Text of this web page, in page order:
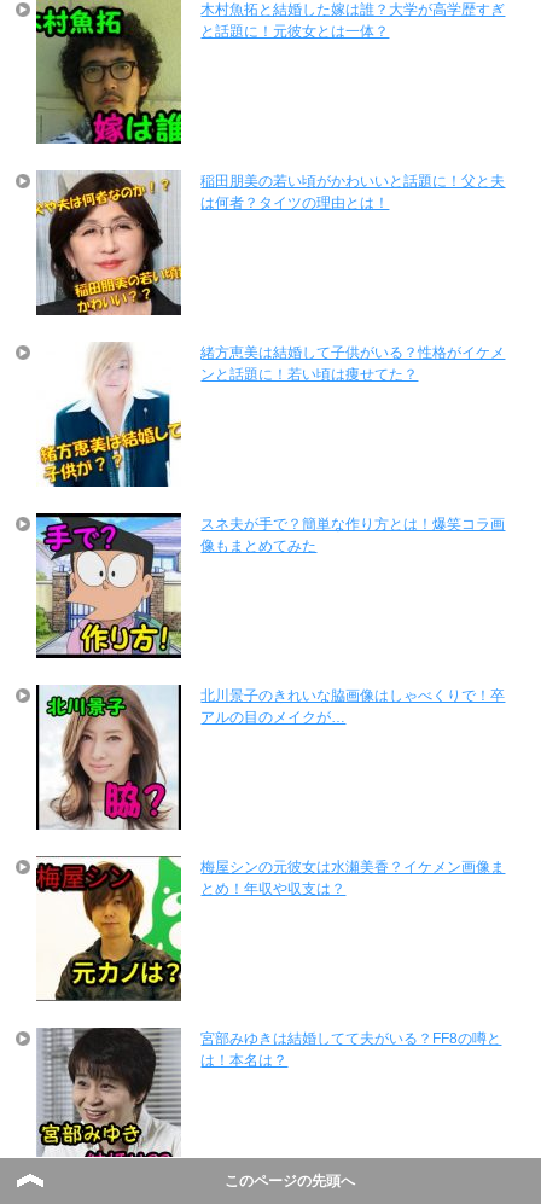
木村魚拓と結婚した嫁は誰？大学が高学歴すぎ
と話題に！元彼女とは一体？
稲田朋美の若い頃がかわいいと話題に！父と夫
は何者？タイツの理由とは！
緒方恵美は結婚して子供がいる？性格がイケメ
ンと話題に！若い頃は痩せてた？
スネ夫が手で？簡単な作り方とは！爆笑コラ画
像もまとめてみた
北川景子のきれいな脇画像はしゃべくりで！卒
アルの目のメイクが…
梅屋シンの元彼女は水瀬美香？イケメン画像ま
とめ！年収や収支は？
宮部みゆきは結婚してて夫がいる？FF8の噂と
は！本名は？
このページの先頭へ